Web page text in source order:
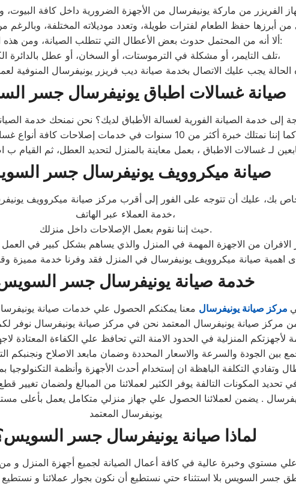
ألا أنه من المحتمل حدوث بعض الأعطال التي تتطلب الصيانة، ومن هذه الأعطال:
تلف التايمر، أو مشكلة في الترموستات، أو السخان، أو عطل بالدائرة الكهربائية،
صيانة غسالات اطباق يونيفرسال جسر
الأطباق،
صيانة ميكروويف يونيفرسال جسر
بك، عليك أن تتوجه على الفور إلى أقرب مركز صيانة ميكروويف
خدمة العملاء عبر الهاتف،
حيث إننا نقوم بعمل الإصلاحات داخل منزلك.
الافران من الاجهزة المهمة في المنزل والذي يساهم بشكل كبير في
خدمة صيانة يونيفرسال جسر
مركز صيانة يونيفرسال معنا يمكنكم الحصول علي خدمات صيانة
مركز صيانة يونيفرسال المعتمد نحن في مركز صيانة يونيفرسال نوفر لكم
لأجهزتكم المنزلية في الحدود الامنة التي تحافظ علي الكفاءة المعتادة
وتفادي التكلفة الباهظة ان إستخدام أحدث الأجهزة وأنظمة التكنولوجيا
تحديد المكونات التالفة يوفر الكثير لعملائنا من المبالغ ولضمان تغيير
. يضمن لعملائنا الحصول علي جهاز منزلي متكامل يعمل بأعلى
يونيفرسال المعتمد
لماذا صيانة يونيفرسال جسر
مستوي وخبرة عالية في كافة أعمال الصيانة لجميع أجهزة المنزل
السويس بلا استثناء حتي نستطيع أن نكون بجوار عملائنا و نستطيع